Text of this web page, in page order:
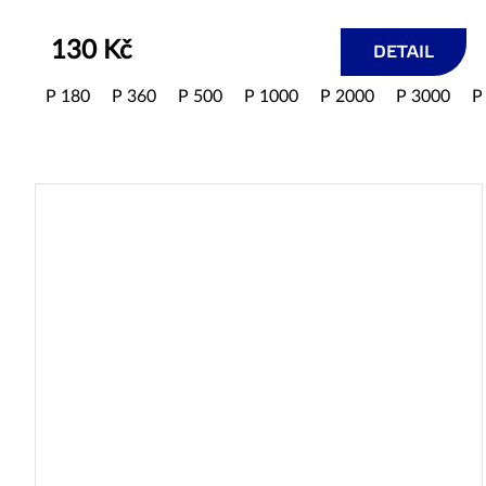
130 Kč DETAIL
P 180 P 360 P 500 P 1000 P 2000 P 3000